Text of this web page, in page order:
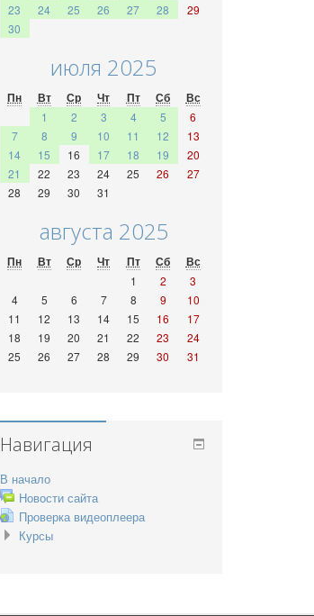
23
24 25 26 27 28
29
30
июля 2025
Пн Вт Ср Чт Пт Сб Вс
1 2 3 4 5
6
7
8 9 10 11 12
13
14
15 16 17 18 19
20
21
22 23 24 25 26
27
28
29 30 31
августа 2025
Пн Вт Ср Чт Пт Сб Вс
1 2
3
4
5 6 7 8 9
10
11
12 13 14 15 16
17
18
19 20 21 22 23
24
25
26 27 28 29 30 31
Навигация
В начало
Новости сайта
Проверка видеоплеера
Курсы